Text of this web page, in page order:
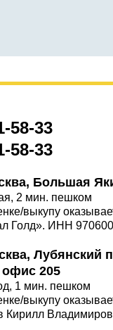
58-33
58-33
Большая
2 мин. пешком
выкупу
Голд». ИНН
Лубянский
205
1 мин. пешком
выкупу
Кирилл